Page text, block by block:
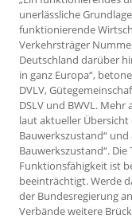
unerlässliche
funktionierende
Verkehrsträger
Deutschland darüber
in ganz Europa“,
DVLV,
DSLV und BWVL.
laut aktueller Übersicht
Bauwerkszustand“
Bauwerkszustand“.
Funktionsfähigkeit ist
beeinträchtigt. Werde
der Bundesregierung
Verbände weitere